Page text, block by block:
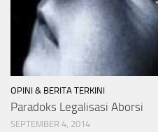
OPINI & BERITA TERKINI
Paradoks Legalisasi Aborsi
SEPTEMBER 4, 2014